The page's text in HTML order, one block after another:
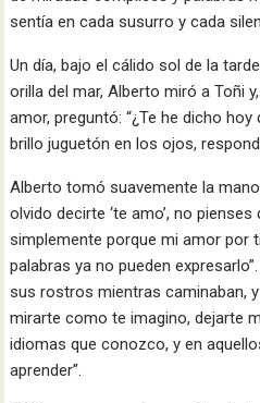
sentía en cada susurro y cada
Un día, bajo el cálido sol de la
orilla del mar, Alberto miró a Toñi
amor, preguntó: “¿Te he dicho
brillo juguetón en los ojos,
Alberto tomó suavemente la
olvido decirte ‘te amo’, no
simplemente porque mi amor por
palabras ya no pueden
sus rostros mientras caminaban,
mirarte como te imagino, dejarte
idiomas que conozco, y en
aprender”.